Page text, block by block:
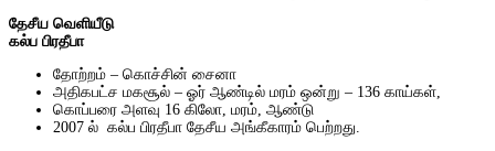
தேசீய வெளியீடு
கல்ப பிரதீபா
தோற்றம் – கொச்சின் சைனா
அதிகபட்ச மகசூல் – ஓர் ஆண்டில் மரம் ஒன்று – 136 காய்கள்,
கொப்பரை அளவு 16 கிலோ, மரம், ஆண்டு
2007 ல் கல்ப பிரதீபா தேசீய அங்கீகாரம் பெற்றது.